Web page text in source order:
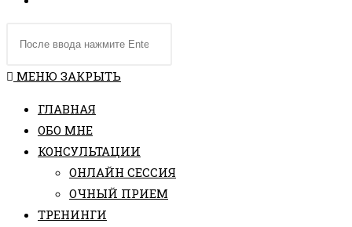
ПО
САЙТУ
сайте
МЕНЮ ЗАКРЫТЬ
ГЛАВНАЯ
ОБО МНЕ
КОНСУЛЬТАЦИИ
ОНЛАЙН СЕССИЯ
ОЧНЫЙ ПРИЕМ
ТРЕНИНГИ